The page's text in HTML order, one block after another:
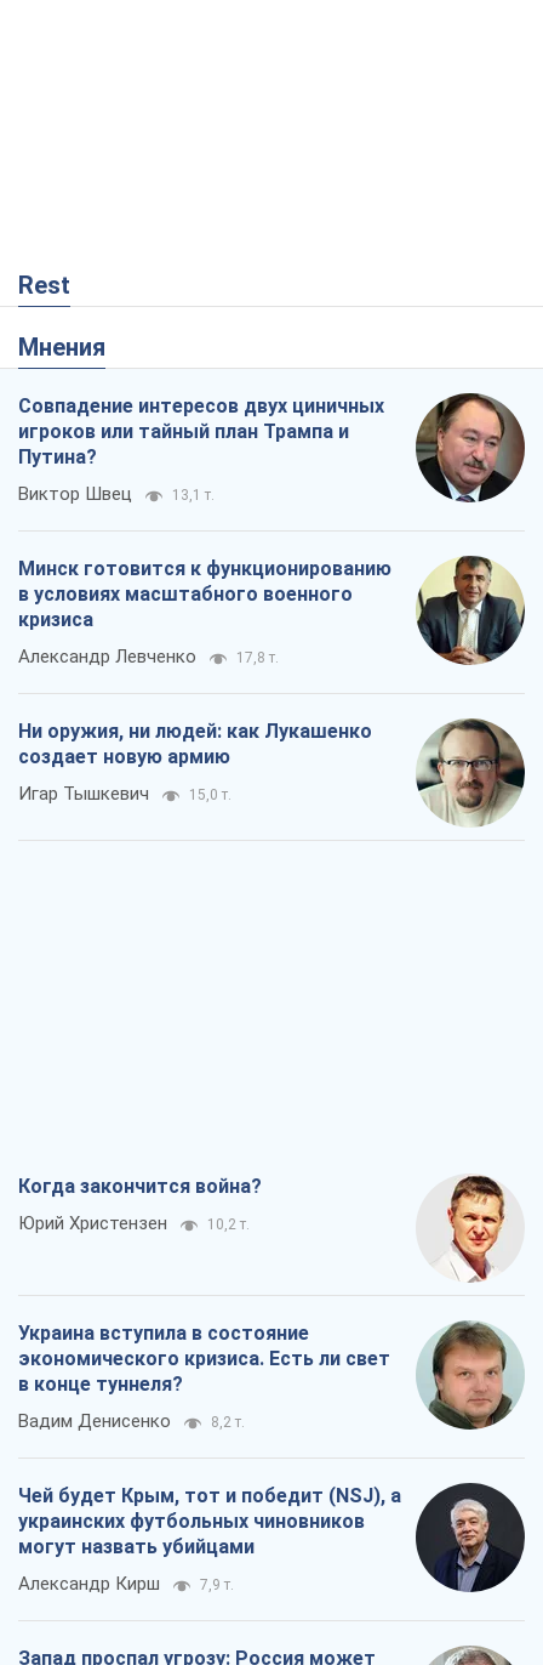
Rest
Мнения
Совпадение интересов двух циничных
игроков или тайный план Трампа и
Путина?
Виктор Швец 13,1 т.
Минск готовится к функционированию
в условиях масштабного военного
кризиса
Александр Левченко 17,8 т.
Ни оружия, ни людей: как Лукашенко
создает новую армию
Игар Тышкевич 15,0 т.
Когда закончится война?
Юрий Христензен 10,2 т.
Украина вступила в состояние
экономического кризиса. Есть ли свет
в конце туннеля?
Вадим Денисенко 8,2 т.
Чей будет Крым, тот и победит (NSJ), а
украинских футбольных чиновников
могут назвать убийцами
Александр Кирш 7,9 т.
Запад проспал угрозу: Россия может